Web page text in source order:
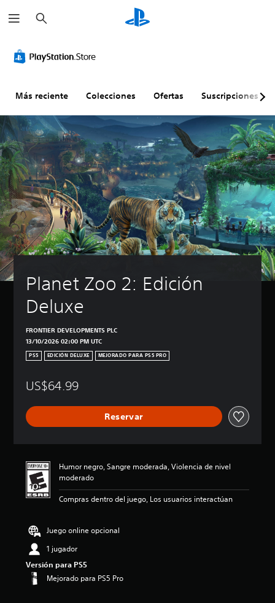
u
s
r
Más reciente Colecciones Ofertas Suscripciones
Planet Zoo 2: Edición
Deluxe
FRONTIER DEVELOPMENTS PLC
13/10/2026 02:00 PM UTC
PS5 EDICIÓN DELUXE MEJORADO PARA PS5 PRO
US$64.99
Reservar
Humor negro, Sangre moderada, Violencia de nivel
moderado
Compras dentro del juego, Los usuarios interactúan
Juego online opcional
1 jugador
Versión para PS5
Mejorado para PS5 Pro